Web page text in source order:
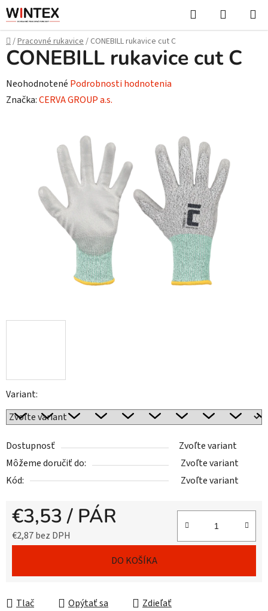
Prejsť
na
obsah
Hľadať
KOŠÍK
Domov
/Pracovné rukavice/ CONEBILL rukavice cut C
Variant:
Dostupnosť
Zvoľte variant
Môžeme doručiť do:
Zvoľte variant
Kód:
Zvoľte variant
€3,53/ PÁR
€2,87 bez DPH
DO KOŠÍKA
Tlač Opýtať sa Zdieľať
CONEBILL rukavice cut C
Priemerné
hodnotenie
hviezdičiek.
Neohodnotené Podrobnosti hodnotenia
Značka:CERVA GROUP a.s.